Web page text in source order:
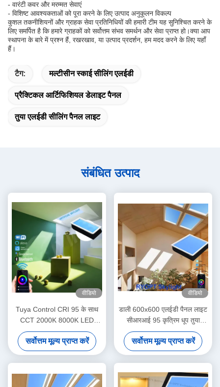
- वारंटी कवर और मरम्मत सेवाएं
- विशिष्ट आवश्यकताओं को पूरा करने के लिए उत्पाद अनुकूलन विकल्प
कुशल तकनीशियनों और ग्राहक सेवा प्रतिनिधियों की हमारी टीम यह सुनिश्चित करने के
लिए समर्पित है कि हमारे ग्राहकों को सर्वोत्तम संभव समर्थन और सेवा प्राप्त हो।क्या आप
स्थापना के बारे में प्रश्न हैं, रखरखाव, या उत्पाद प्रदर्शन, हम मदद करने के लिए यहाँ
हैं।
टैग: मल्टीसीन स्काई सीलिंग एलईडी
प्रैक्टिकल आर्टिफिशियल डेलाइट पैनल
तुया एलईडी सीलिंग पैनल लाइट
संबंधित उत्पाद
वीडियो
Tuya Control CRI 95 के साथ
CCT 2000K 8000K LED
सीलिंग पैनल लाइट
सर्वोत्तम मूल्य प्राप्त करें
वीडियो
डाली 600x600 एलईडी पैनल लाइट
सीआरआई 95 कृत्रिम धूप तुया
नियंत्रण
सर्वोत्तम मूल्य प्राप्त करें